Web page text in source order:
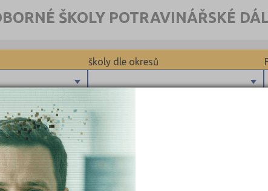
ŠKOLY POTRAVINÁŘSKÉ
školy dle okresů
ZÁZNAMY, PŘEFORMULUJTE PROSÍM VÁŠ